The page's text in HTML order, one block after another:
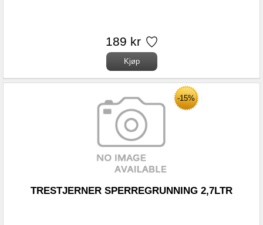
189 kr
-15%
TRESTJERNER SPERREGRUNNING 2,7LTR